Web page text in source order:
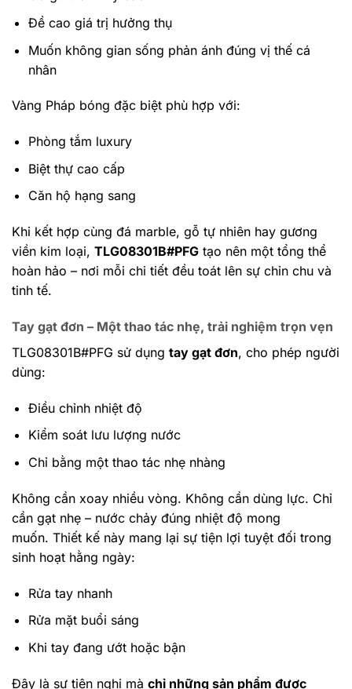
Đề cao giá trị hưởng thụ
Muốn không gian sống phản ánh đúng vị thế cá
nhân
Vàng Pháp bóng đặc biệt phù hợp với:
Phòng tắm luxury
Biệt thự cao cấp
Căn hộ hạng sang
Khi kết hợp cùng đá marble, gỗ tự nhiên hay gương
viền kim loại, TLG08301B#PFG tạo nên một tổng thể
hoàn hảo – nơi mỗi chi tiết đều toát lên sự chỉn chu và
tinh tế.
Tay gạt đơn – Một thao tác nhẹ, trải nghiệm trọn vẹn
TLG08301B#PFG sử dụng tay gạt đơn, cho phép người
dùng:
Điều chỉnh nhiệt độ
Kiểm soát lưu lượng nước
Chỉ bằng một thao tác nhẹ nhàng
Không cần xoay nhiều vòng. Không cần dùng lực. Chỉ
cần gạt nhẹ – nước chảy đúng nhiệt độ mong
muốn. Thiết kế này mang lại sự tiện lợi tuyệt đối trong
sinh hoạt hằng ngày:
Rửa tay nhanh
Rửa mặt buổi sáng
Khi tay đang ướt hoặc bận
Đây là sự tiện nghi mà chỉ những sản phẩm được